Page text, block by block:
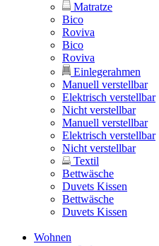
Matratze
Bico
Roviva
Bico
Roviva
Einlegerahmen
Manuell verstellbar
Elektrisch verstellbar
Nicht verstellbar
Manuell verstellbar
Elektrisch verstellbar
Nicht verstellbar
Textil
Bettwäsche
Duvets Kissen
Bettwäsche
Duvets Kissen
Wohnen